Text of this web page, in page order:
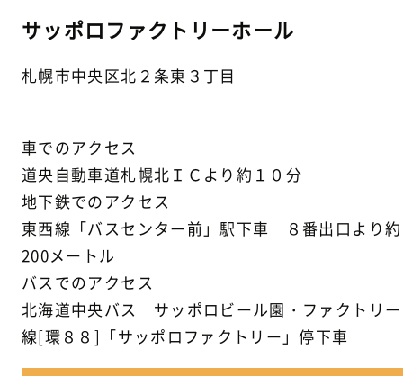
サッポロファクトリーホール
札幌市中央区北２条東３丁目
車でのアクセス
道央自動車道札幌北ＩＣより約１０分
地下鉄でのアクセス
東西線「バスセンター前」駅下車 ８番出口より約
200メートル
バスでのアクセス
北海道中央バス サッポロビール園・ファクトリー
線[環８８]「サッポロファクトリー」停下車